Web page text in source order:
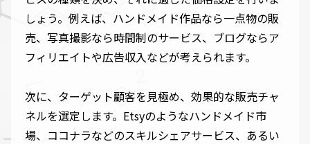
しょう。例えば、ハンドメイド作品なら一点物の販
売、写真撮影なら時間制のサービス、ブログならア
フィリエイトや広告収入などが考えられます。
次に、ターゲット顧客を見極め、効果的な販売チャ
ネルを選定します。Etsyのようなハンドメイド市
場、ココナラなどのスキルシェアサービス、あるい